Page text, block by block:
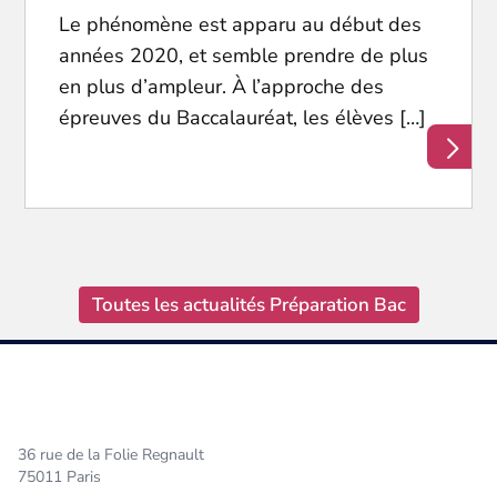
Le phénomène est apparu au début des
années 2020, et semble prendre de plus
en plus d’ampleur. À l’approche des
épreuves du Baccalauréat, les élèves […]
Toutes les actualités Préparation Bac
36 rue de la Folie Regnault
75011 Paris